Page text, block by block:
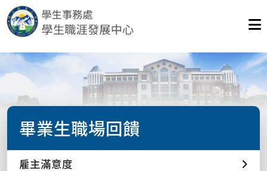
畢業生職場回饋
雇主滿意度